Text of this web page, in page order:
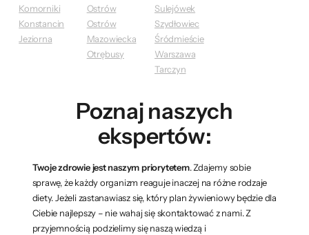
Komorniki
Konstancin
Jeziorna
Ostrów
Ostrów
Mazowiecka
Otrębusy
Sulejówek
Szydłowiec
Śródmieście
Warszawa
Tarczyn
Poznaj naszych
ekspertów:
Twoje zdrowie jest naszym priorytetem. Zdajemy sobie
sprawę, że każdy organizm reaguje inaczej na różne rodzaje
diety. Jeżeli zastanawiasz się, który plan żywieniowy będzie dla
Ciebie najlepszy – nie wahaj się skontaktować z nami. Z
przyjemnością podzielimy się naszą wiedzą i